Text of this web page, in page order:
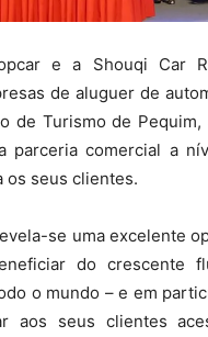
e a Shouqi Car
de aluguer de
de Turismo de Pequim,
parceria comercial a
os seus clientes.
se uma excelente
do crescente
o mundo – e em
aos seus clientes